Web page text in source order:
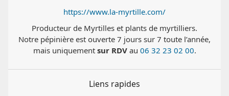
https://www.la-myrtille.com/
Producteur de Myrtilles et plants de myrtilliers.
Notre pépinière est ouverte 7 jours sur 7 toute l’année,
mais uniquement sur RDVau 06 32 23 02 00.
Liens rapides